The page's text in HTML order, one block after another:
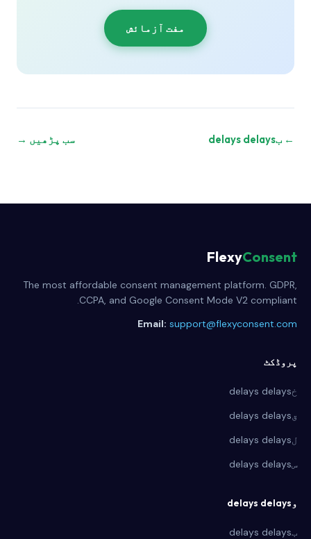
مفت آزمائش
← بdelays delays سب پڑھیں →
FlexyConsent
The most affordable consent management platform. GDPR,
CCPA, and Google Consent Mode V2 compliant.
Email: support@flexyconsent.com
پروڈکٹ
خdelays delays
قdelays delays
لdelays delays
سdelays delays
وdelays delays
بdelays delays